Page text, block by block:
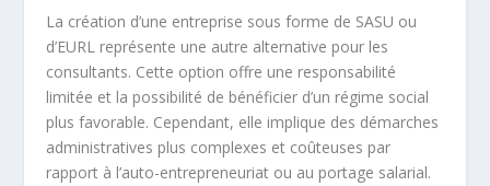
La création d’une entreprise sous forme de SASU ou
d’EURL représente une autre alternative pour les
consultants. Cette option offre une responsabilité
limitée et la possibilité de bénéficier d’un régime social
plus favorable. Cependant, elle implique des démarches
administratives plus complexes et coûteuses par
rapport à l’auto-entrepreneuriat ou au portage salarial.